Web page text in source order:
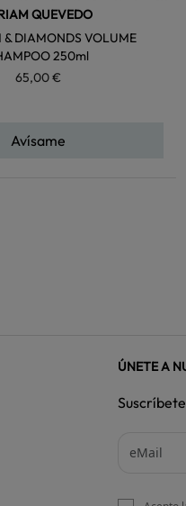
QUEVEDO
& DIAMONDS VOLUME
250ml
65,00 €
Avísame
ÚNETE A